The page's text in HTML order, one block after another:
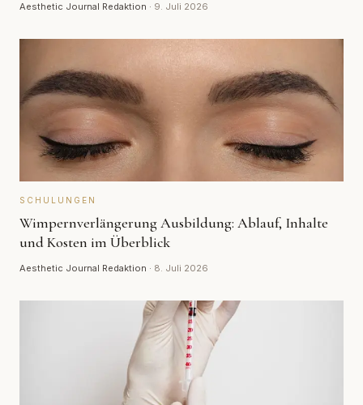
Aesthetic Journal Redaktion · 9. Juli 2026
SCHULUNGEN
Wimpernverlängerung Ausbildung: Ablauf, Inhalte
und Kosten im Überblick
Aesthetic Journal Redaktion · 8. Juli 2026